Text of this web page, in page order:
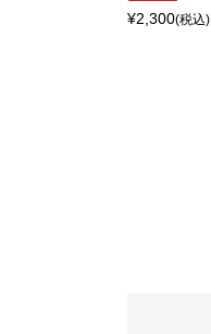
¥2,300(税込)